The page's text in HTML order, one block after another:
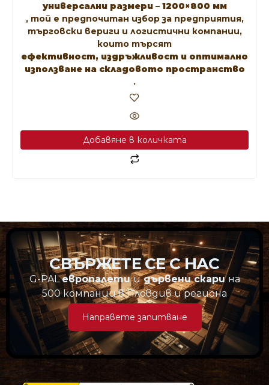
универсални размери – 1200×800 мм
, той е предпочитан избор за предприятия,
търговски вериги и логистични компании,
които търсят
ефективност, издръжливост и оптимално
използване на складовото пространство
.
Добавяне в количката
СВЪРЖЕТЕ СЕ С НАС
G-PALевропалетиидървени скарина
500 компании в Пловдив и региона
Направете запитване